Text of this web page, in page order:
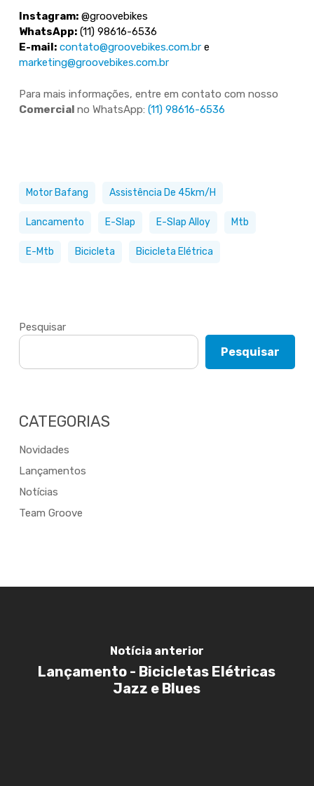
Instagram:@groovebikes
WhatsApp:(11) 98616-6536
E-mail: contato@groovebikes.com.bre
marketing@groovebikes.com.br
Para mais informações, entre em contato com nosso
Comercial no WhatsApp: (11) 98616-6536
Motor Bafang Assistência De 45km/h
Lancamento E-Slap E-Slap Alloy Mtb
E-Mtb Bicicleta Bicicleta Elétrica
Pesquisar
Pesquisar
CATEGORIAS
Novidades
Lançamentos
Notícias
Team Groove
Notícia anterior
Lançamento - Bicicletas Elétricas
Jazz e Blues